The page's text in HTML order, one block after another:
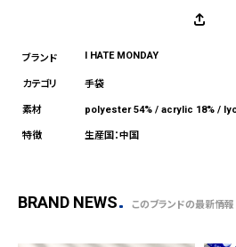
I HATE MONDAY
手袋
polyester 54% / acrylic 18% /
生産国：中国
BRAND NEWS このブランドの最新情報